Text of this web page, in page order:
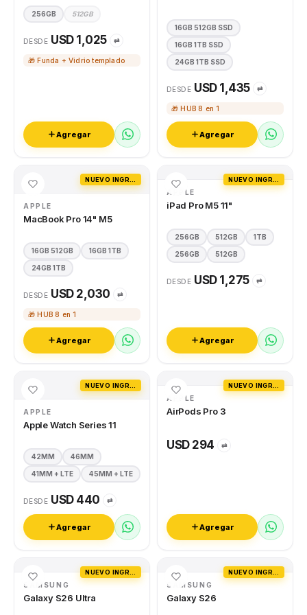
256GB 512GB
DESDE USD 1,025 ⇄
🎁 Funda + Vidrio templado
Agregar
16GB 512GB SSD
16GB 1TB SSD
24GB 1TB SSD
DESDE USD 1,435 ⇄
🎁 HUB 8 en 1
Agregar
APPLE
MacBook Pro 14" M5
16GB 512GB 16GB 1TB
24GB 1TB
DESDE USD 2,030 ⇄
🎁 HUB 8 en 1
Agregar
APPLE
iPad Pro M5 11"
256GB 512GB 1TB
256GB 512GB
DESDE USD 1,275 ⇄
Agregar
APPLE
Apple Watch Series 11
42MM 46MM
41MM + LTE 45MM + LTE
DESDE USD 440 ⇄
Agregar
APPLE
AirPods Pro 3
USD 294 ⇄
Agregar
SAMSUNG
Galaxy S26 Ultra
SAMSUNG
Galaxy S26